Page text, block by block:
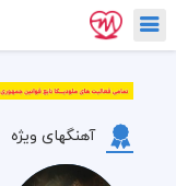
آهنگهای ویژه